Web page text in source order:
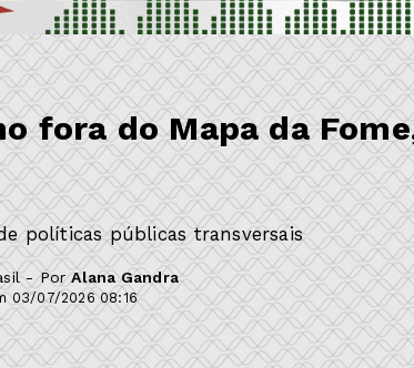
fora do Mapa da
políticas públicas transversais
- PorAlana Gandra
03/07/2026 08:16